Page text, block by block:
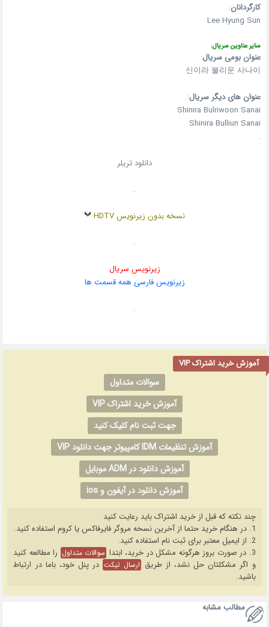
کارگردانان:
Lee Hyung Sun
سایر عناوین سریال:
عنوان بومی سریال:
신이라 불리운 사나이
عنوان های دیگر سریال:
Shinira Bulriwoon Sanai
Shinira Bulliun Sanai
.
دانلود تریلر
.
نسخه بدون زیرنویس HDTV
.
زیرنویس سریال
زیرنویس فارسی همه قسمت ها
.
آموزش خرید اشتراک VIP
سوالات متداول
آموزش خرید اشتراک VIP
جهت ثبت نام کلیک کنید
آموزش تنظیمات IDM کامپیوتر جهت دانلود VIP
آموزش دانلود در ADM موبایل
آموزش دانلود در آیفون و ios
چند نکته که قبل از خرید اشتراک باید رعایت کنید
1. در هنگام خرید حتما از آخرین نسخه مروگر فایرفاکس یا کروم استفاده کنید.
2. از ایمیل معتبر برای ثبت نام استفاده کنید.
3. در صورت بروز هرگونه مشکل در خرید، ابتدا
سوالات متداول را مطالعه کنید
و اگر مشکلتان حل نشد، از طریق ارسال تیکت در پنل خود، باما در ارتباط
باشید.
مطالب مشابه